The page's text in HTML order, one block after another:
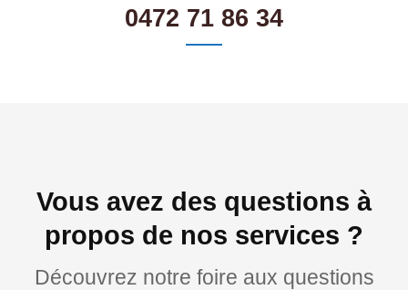
0472 71 86 34
Vous avez des questions à
propos de nos services ?
Découvrez notre foire aux questions